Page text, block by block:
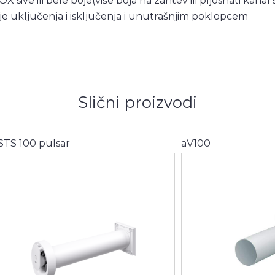
uključenja i isključenja i unutrašnjim poklopcem
Slični proizvodi
100 pulsar aV100